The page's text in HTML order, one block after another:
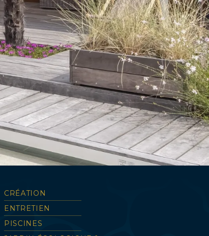
CRÉATION
ENTRETIEN
PISCINES